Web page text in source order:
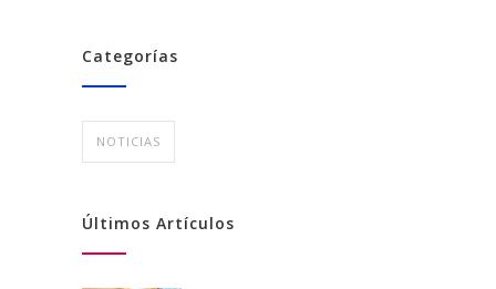
Categorías
NOTICIAS
Últimos Artículos